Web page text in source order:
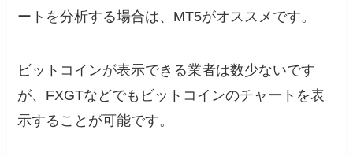
ートを分析する場合は、MT5がオススメです。
ビットコインが表示できる業者は数少ないです
が、FXGTなどでもビットコインのチャートを表
示することが可能です。